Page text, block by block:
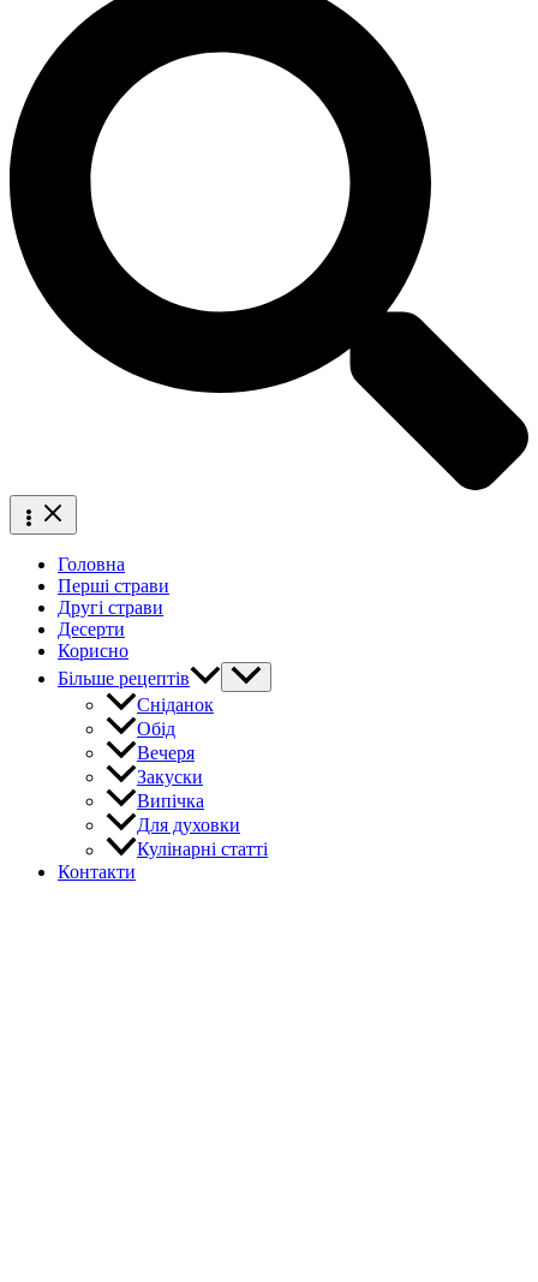
Головна
Перші страви
Другі страви
Десерти
Корисно
Більше рецептів
Сніданок
Обід
Вечеря
Закуски
Випічка
Для духовки
Кулінарні статті
Контакти